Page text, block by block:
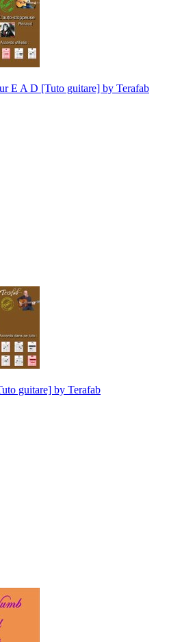
E A D [Tuto guitare] by Terafab
guitare] by Terafab